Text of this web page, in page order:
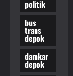
politik
bus
trans
depok
damkar
depok